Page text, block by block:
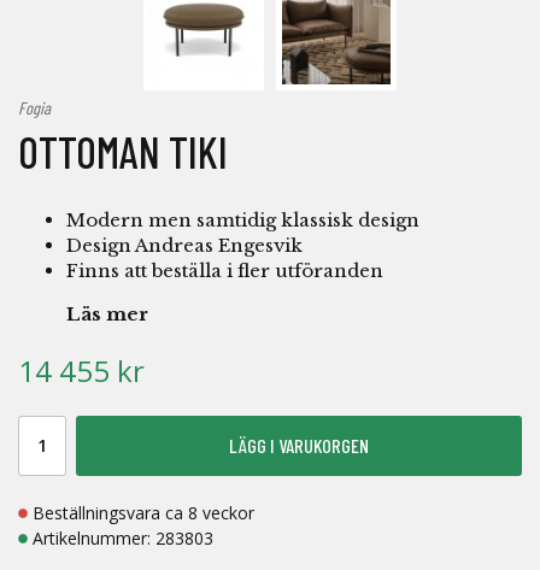
Fogia
OTTOMAN TIKI
Modern men samtidig klassisk design
Design Andreas Engesvik
Finns att beställa i fler utföranden
Läs mer
14 455 kr
LÄGG I VARUKORGEN
Beställningsvara ca 8 veckor
Artikelnummer: 283803